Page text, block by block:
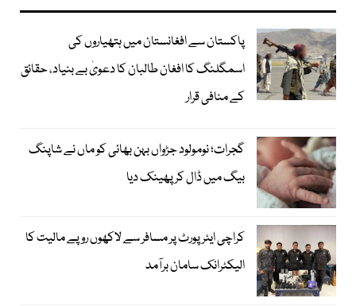
پاکستان سے افغانستان میں ہتھیاروں کی
اسمگلنگ کا افغان طالبان کا دعویٰ بے بنیاد، حقائق
کے منافی قرار
گجرات؛ نومولود جڑواں بہن بھائی کو ماں نے شاپنگ
بیگ میں ڈال کر پھینک دیا
کراچی ایئرپورٹ پر مسافر سے لاکھوں روپے مالیت کا
الیکٹرانک سامان برآمد